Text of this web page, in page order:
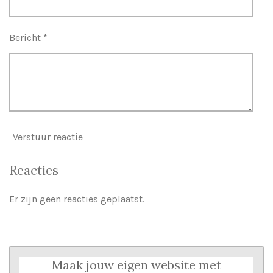
Bericht *
Verstuur reactie
Reacties
Er zijn geen reacties geplaatst.
Maak jouw eigen website met